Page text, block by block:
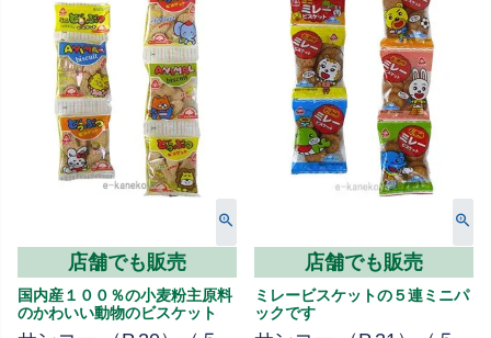
店舗でも販売
国内産１００％の小麦粉主原料
のかわいい動物のビスケット
店舗でも販売
ミレービスケットの５連ミニパ
ックです